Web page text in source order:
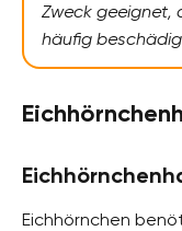
Zweck geeignet,
häufig
Eichhörnchen